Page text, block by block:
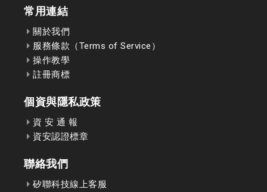
常用連結
關於我們
服務條款（Terms of Service）
操作教學
註冊商標
個資與隱私政策
資 安 通 報
資安認證標章
聯絡我們
矽聯科技線上客服